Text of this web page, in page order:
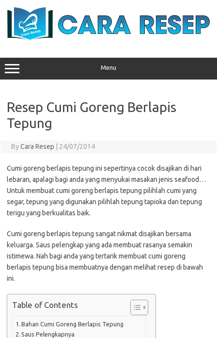
Menu
Resep Cumi Goreng Berlapis
Tepung
ByCara Resep 24/07/2014
Cumi goreng berlapis tepung ini sepertinya cocok disajikan di hari
lebaran, apalagi bagi anda yang menyukai masakan jenis seafood…
Untuk membuat cumi goreng berlapis tepung pilihlah cumi yang
segar, tepung yang digunakan pilihlah tepung tapioka dan tepung
terigu yang berkualitas baik.
Cumi goreng berlapis tepung sangat nikmat disajikan bersama
keluarga. Saus pelengkap yang ada membuat rasanya semakin
istimewa. Nah bagi anda yang tertarik membuat cumi goreng
berlapis tepung bisa membuatnya dengan melihat resep di bawah
ini.
Table of Contents
Bahan Cumi Goreng Berlapis Tepung
Saus Pelengkapnya